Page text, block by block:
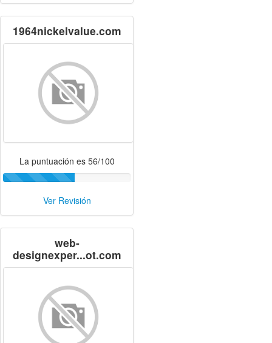
1964nickelvalue.com
La puntuación es 56/100
Ver Revisión
web-
designexper...ot.com